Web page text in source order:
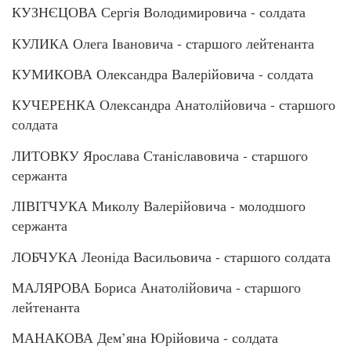
КУЗНЄЦОВА Сергія Володимировича - солдата
КУЛИКА Олега Івановича - старшого лейтенанта
КУМИКОВА Олександра Валерійовича - солдата
КУЧЕРЕНКА Олександра Анатолійовича - старшого
солдата
ЛИТОВКУ Ярослава Станіславовича - старшого
сержанта
ЛІВІТЧУКА Миколу Валерійовича - молодшого
сержанта
ЛОБЧУКА Леоніда Васильовича - старшого солдата
МАЛЯРОВА Бориса Анатолійовича - старшого
лейтенанта
МАНАКОВА Дем’яна Юрійовича - солдата